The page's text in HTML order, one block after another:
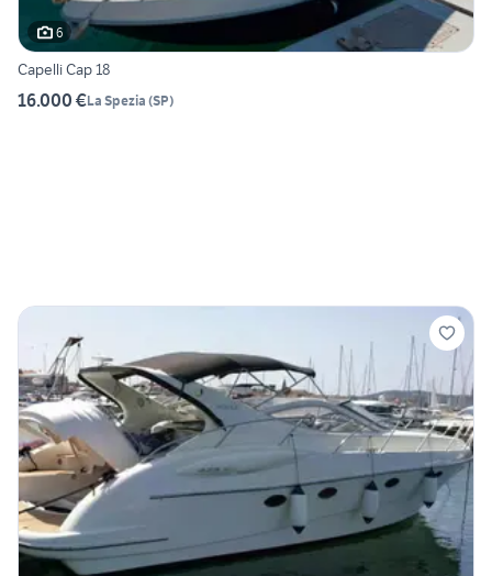
6
Capelli Cap 18
16.000 €La Spezia (SP)